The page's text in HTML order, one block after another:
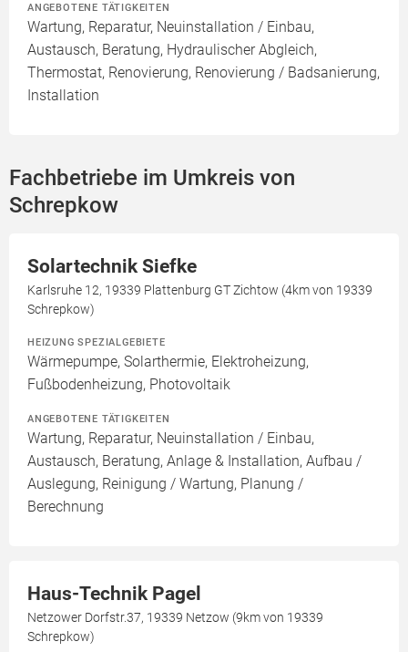
ANGEBOTENE TÄTIGKEITEN
Wartung, Reparatur, Neuinstallation / Einbau,
Austausch, Beratung, Hydraulischer Abgleich,
Thermostat, Renovierung, Renovierung / Badsanierung,
Installation
Fachbetriebe im Umkreis von
Schrepkow
Solartechnik Siefke
Karlsruhe 12, 19339 Plattenburg GT Zichtow (4km von 19339
Schrepkow)
HEIZUNG SPEZIALGEBIETE
Wärmepumpe, Solarthermie, Elektroheizung,
Fußbodenheizung, Photovoltaik
ANGEBOTENE TÄTIGKEITEN
Wartung, Reparatur, Neuinstallation / Einbau,
Austausch, Beratung, Anlage & Installation, Aufbau /
Auslegung, Reinigung / Wartung, Planung /
Berechnung
Haus-Technik Pagel
Netzower Dorfstr.37, 19339 Netzow (9km von 19339
Schrepkow)